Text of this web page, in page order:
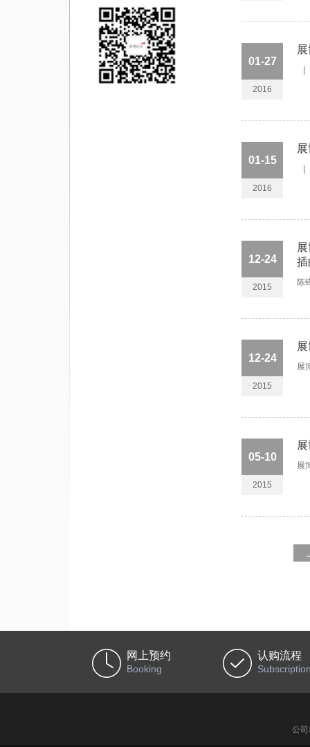
01-27
2016
01-15
2016
12-24
2015
插
12-24
2015
展
05-10
2015
展
网上预约
Booking
认购流程
公